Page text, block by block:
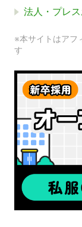
法人・プレ
※本サイトはアフ
す